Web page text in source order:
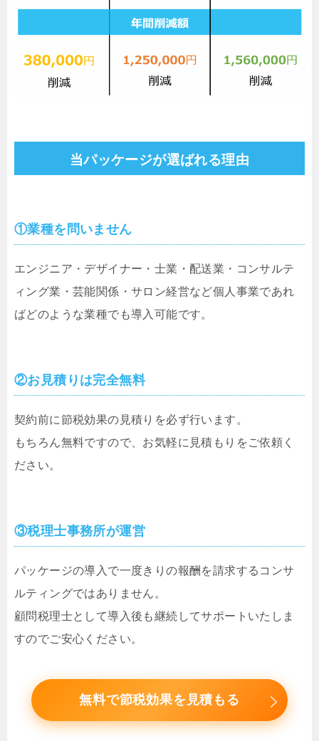
当パッケージが選ばれる理由
①業種を問いません
エンジニア・デザイナー・士業・配送業・コンサルテ
ィング業・芸能関係・サロン経営など個人事業であれ
ばどのような業種でも導入可能です。
②お見積りは完全無料
契約前に節税効果の見積りを必ず行います。
もちろん無料ですので、お気軽に見積もりをご依頼く
ださい。
③税理士事務所が運営
パッケージの導入で一度きりの報酬を請求するコンサ
ルティングではありません。
顧問税理士として導入後も継続してサポートいたしま
すのでご安心ください。
無料で節税効果を見積もる